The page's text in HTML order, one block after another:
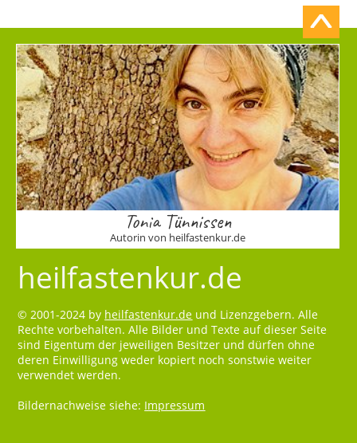
Tonia Tünnissen
Autorin von heilfastenkur.de
heilfastenkur.de
© 2001-2024 by heilfastenkur.de und Lizenzgebern. Alle
Rechte vorbehalten. Alle Bilder und Texte auf dieser Seite
sind Eigentum der jeweiligen Besitzer und dürfen ohne
deren Einwilligung weder kopiert noch sonstwie weiter
verwendet werden.
Bildernachweise siehe: Impressum